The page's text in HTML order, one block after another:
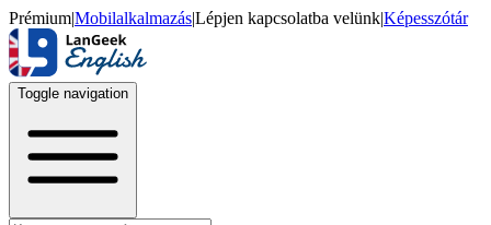
Prémium|Mobilalkalmazás|Lépjen kapcsolatba velünk|Képesszótár
Toggle navigation